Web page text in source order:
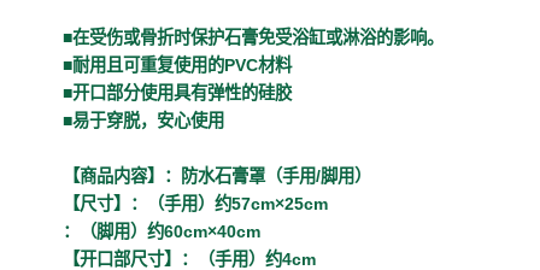
■在受伤或骨折时保护石膏免受浴缸或淋浴的影响。
■耐用且可重复使用的PVC材料
■开口部分使用具有弹性的硅胶
■易于穿脱，安心使用
【商品内容】：防水石膏罩（手用/脚用）
【尺寸】：（手用）约57cm×25cm
：（脚用）约60cm×40cm
【开口部尺寸】：（手用）约4cm